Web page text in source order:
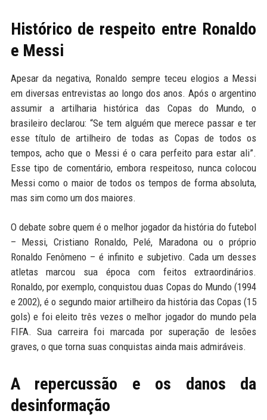
Histórico de respeito entre Ronaldo
e Messi
Apesar da negativa, Ronaldo sempre teceu elogios a Messi
em diversas entrevistas ao longo dos anos. Após o argentino
assumir a artilharia histórica das Copas do Mundo, o
brasileiro declarou: “Se tem alguém que merece passar e ter
esse título de artilheiro de todas as Copas de todos os
tempos, acho que o Messi é o cara perfeito para estar ali”.
Esse tipo de comentário, embora respeitoso, nunca colocou
Messi como o maior de todos os tempos de forma absoluta,
mas sim como um dos maiores.
O debate sobre quem é o melhor jogador da história do futebol
– Messi, Cristiano Ronaldo, Pelé, Maradona ou o próprio
Ronaldo Fenômeno – é infinito e subjetivo. Cada um desses
atletas marcou sua época com feitos extraordinários.
Ronaldo, por exemplo, conquistou duas Copas do Mundo (1994
e 2002), é o segundo maior artilheiro da história das Copas (15
gols) e foi eleito três vezes o melhor jogador do mundo pela
FIFA. Sua carreira foi marcada por superação de lesões
graves, o que torna suas conquistas ainda mais admiráveis.
A repercussão e os danos da
desinformação